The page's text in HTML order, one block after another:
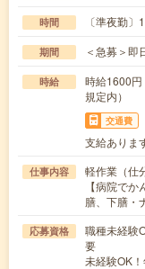
時間 〔準夜勤
期間 ＜急募＞
時給
時給1600
規定内）
交通費
支給ありま
仕事内容
軽作業（仕
【病院で
膳、下膳・
応募資格
職種未経験
要
未経験OK